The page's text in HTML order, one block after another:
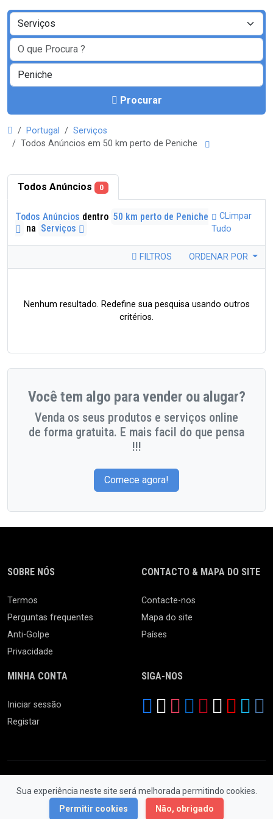
Procurar
Portugal
Serviços
Todos Anúncios em 50 km perto de Peniche
Todos Anúncios 0
Todos Anúncios dentro 50 km perto de Peniche
na Serviços
CLimpar
Tudo
FILTROS ORDENAR POR
Nenhum resultado. Redefine sua pesquisa usando outros
critérios.
Você tem algo para vender ou alugar?
Venda os seus produtos e serviços online
de forma gratuita. E mais facil do que pensa
!!!
Comece agora!
Sua experiência neste site será melhorada permitindo cookies.
Permitir cookies
Não, obrigado
SOBRE NÓS
Termos
Perguntas frequentes
Anti-Golpe
Privacidade
CONTACTO & MAPA DO SITE
Contacte-nos
Mapa do site
Países
MINHA CONTA
Iniciar sessão
Registar
SIGA-NOS
© 2026 Feira da Ladra. Todos os Direitos Reservados.